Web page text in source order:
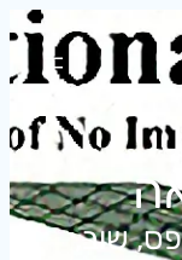
שוב,